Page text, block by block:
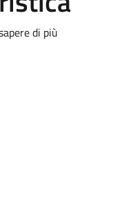
di più